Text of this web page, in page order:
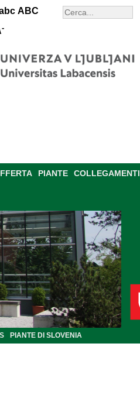
ABC
-
PIANTE COLLEGAMENTI
PIANTE DI SLOVENIA